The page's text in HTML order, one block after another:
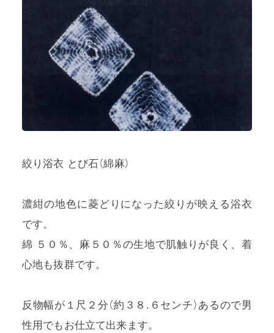
絞り浴衣 とび石（綿麻）
濃紺の地色に菱どりになった絞りが映える浴衣
です。
綿 ５０％、麻５０％の生地で肌触りが良く、着
心地も抜群です。
反物幅が１尺２分（約３８.６センチ）あるので男
性用でもお仕立て出来ます。